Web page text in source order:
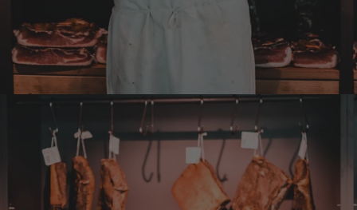
8.8.2026
Tatsiana
Schnelle Lieferung.Sehr zufrieden.Danke.
8.8.2026
Jörg
Verifizierter Kunde